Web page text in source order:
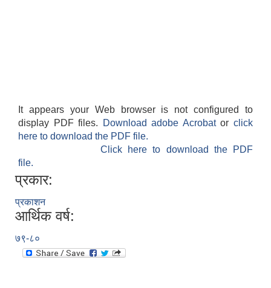
It appears your Web browser is not configured to
display PDF files.
Download adobe Acrobatorclick
here to download the PDF file.
Click here to download the PDF
file.
प्रकार:
प्रकाशन
आर्थिक वर्ष:
७९-८०